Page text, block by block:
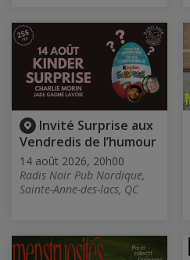
Invité Surprise aux
Vendredis de l’humour
14 août 2026, 20h00
Radis Noir Pub Nordique,
Sainte-Anne-des-lacs, QC